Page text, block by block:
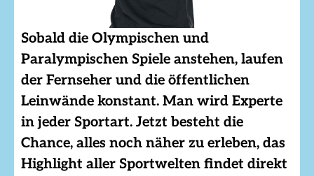
Sobald die Olympischen und
Paralympischen Spiele anstehen, laufen
der Fernseher und die öffentlichen
Leinwände konstant. Man wird Experte
in jeder Sportart. Jetzt besteht die
Chance, alles noch näher zu erleben, das
Highlight aller Sportwelten findet direkt